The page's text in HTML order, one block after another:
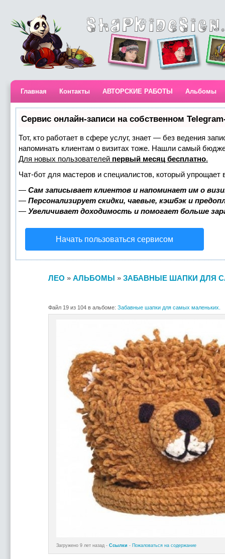
Главная Контакты АВТОРСКИЕ РАБОТЫ Альбомы
Сервис онлайн-записи на собственном
Тот, кто работает в сфере услуг, знает — без ведения
напоминать клиентам о визитах тоже. Нашли самый
Для новых пользователей первый месяц бесплатно.
Чат-бот для мастеров и специалистов, который упрощает
— Сам записывает клиентов и напоминает им о
— Персонализирует скидки, чаевые, кэшбэк и
— Увеличивает доходимость и помогает больше
Начать пользоваться сервисом
ЛЕО » АЛЬБОМЫ » ЗАБАВНЫЕ ШАПКИ ДЛЯ
Файл 19 из 104 в альбоме: Забавные шапки для самых маленьких.
Загружено 9 лет назад - Ссылки - Пожаловаться на содержание